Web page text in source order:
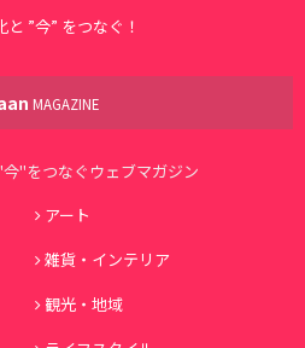
と ”今” をつなぐ！
MAGAZINE
"をつなぐウェブマガジン
アート
雑貨・インテリア
観光・地域